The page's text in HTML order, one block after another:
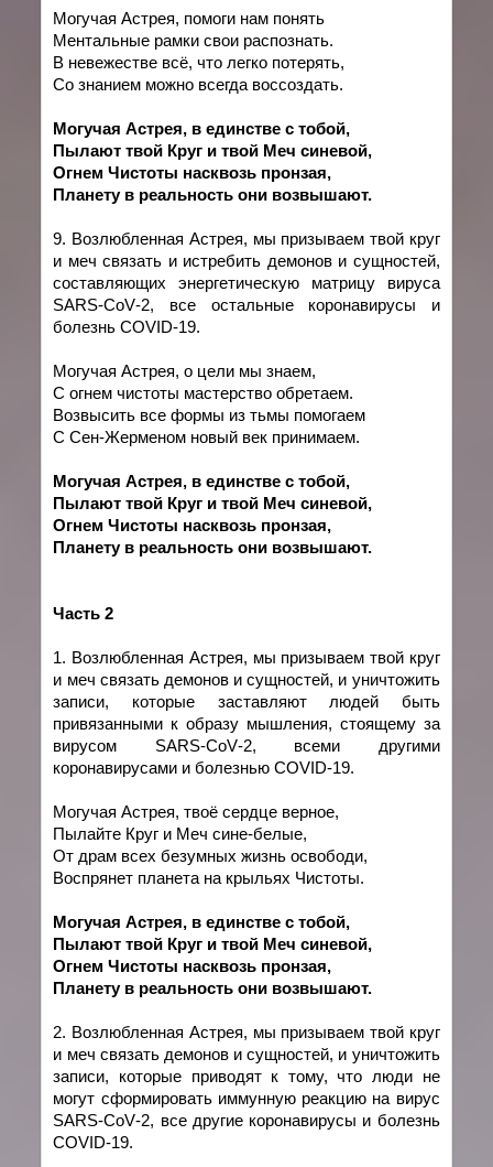
Могучая Астрея, помоги нам понять
Ментальные рамки свои распознать.
В невежестве всё, что легко потерять,
Со знанием можно всегда воссоздать.
Могучая Астрея, в единcтве с тобой,
Пылают твой Круг и твой Меч синевой,
Огнем Чистоты насквозь пронзая,
Планету в реальность они возвышают.
9. Возлюбленная Астрея, мы призываем твой круг
и меч связать и истребить демонов и сущностей,
составляющих энергетическую матрицу вируса
SARS-CoV-2, все остальные коронавирусы и
болезньCOVID-19.
Могучая Астрея, о цели мы знаем,
С огнем чистоты мастерство обретаем.
Возвысить все формы из тьмы помогаем
С Сен-Жерменом новый век принимаем.
Могучая Астрея, в единcтве с тобой,
Пылают твой Круг и твой Меч синевой,
Огнем Чистоты насквозь пронзая,
Планету в реальность они возвышают.
Часть 2
1. Возлюбленная Астрея, мы призываем твой круг
и меч связать демонов и сущностей, и уничтожить
записи, которые заставляют людей быть
привязанными к образу мышления, стоящему за
вирусом SARS-CoV-2, всеми другими
коронавирусами и болезньюCOVID-19.
Могучая Астрея, твоё сердце верное,
Пылайте Круг и Меч сине-белые,
От драм всех безумных жизнь освободи,
Воспрянет планета на крыльях Чистоты.
Могучая Астрея, в единcтве с тобой,
Пылают твой Круг и твой Меч синевой,
Огнем Чистоты насквозь пронзая,
Планету в реальность они возвышают.
2. Возлюбленная Астрея, мы призываем твой круг
и меч связать демонов и сущностей, и уничтожить
записи, которые приводят к тому, что люди не
могут сформировать иммунную реакцию на вирус
SARS-CoV-2, все другие коронавирусы и болезнь
COVID-19.